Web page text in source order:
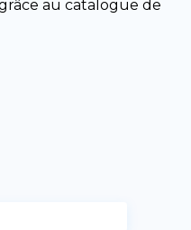
au catalogue de